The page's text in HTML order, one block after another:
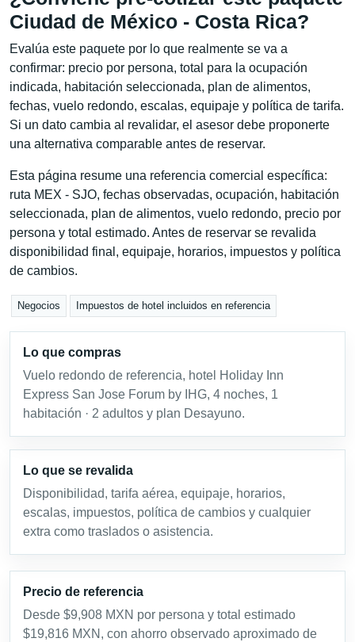
Ciudad de México - Costa Rica?
Evalúa este paquete por lo que realmente se va a
confirmar: precio por persona, total para la ocupación
indicada, habitación seleccionada, plan de alimentos,
fechas, vuelo redondo, escalas, equipaje y política de tarifa.
Si un dato cambia al revalidar, el asesor debe proponerte
una alternativa comparable antes de reservar.
Esta página resume una referencia comercial específica:
ruta MEX - SJO, fechas observadas, ocupación, habitación
seleccionada, plan de alimentos, vuelo redondo, precio por
persona y total estimado. Antes de reservar se revalida
disponibilidad final, equipaje, horarios, impuestos y política
de cambios.
Negocios Impuestos de hotel incluidos en referencia
Lo que compras
Vuelo redondo de referencia, hotel Holiday Inn
Express San Jose Forum by IHG, 4 noches, 1
habitación · 2 adultos y plan Desayuno.
Lo que se revalida
Disponibilidad, tarifa aérea, equipaje, horarios,
escalas, impuestos, política de cambios y cualquier
extra como traslados o asistencia.
Precio de referencia
Desde $9,908 MXN por persona y total estimado
$19,816 MXN, con ahorro observado aproximado de